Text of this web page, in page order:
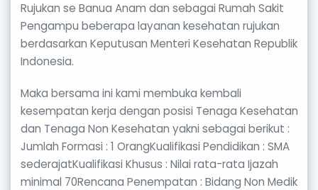
Rujukan se Banua Anam dan sebagai Rumah Sakit
Pengampu beberapa layanan kesehatan rujukan
berdasarkan Keputusan Menteri Kesehatan Republik
Indonesia.
Maka bersama ini kami membuka kembali
kesempatan kerja dengan posisi Tenaga Kesehatan
dan Tenaga Non Kesehatan yakni sebagai berikut :
Jumlah Formasi : 1 OrangKualifikasi Pendidikan : SMA
sederajatKualifikasi Khusus : Nilai rata-rata Ijazah
minimal 70Rencana Penempatan : Bidang Non Medik